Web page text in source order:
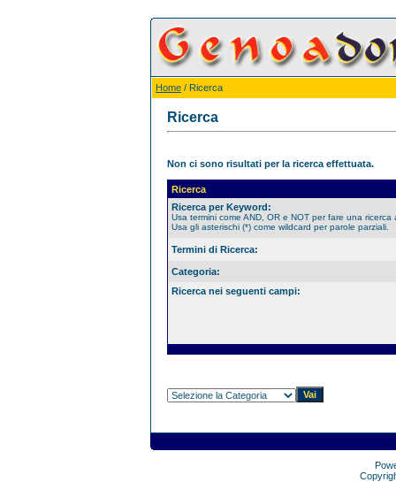
Home / Ricerca
Ricerca
Non ci sono risultati per la ricerca effettuata.
Ricerca
Ricerca per Keyword:
Usa termini come AND, OR e NOT per fare una ricerca
Usa gli asterischi (*) come wildcard per parole parziali.
Termini di Ricerca:
Categoria:
Ricerca nei seguenti campi: